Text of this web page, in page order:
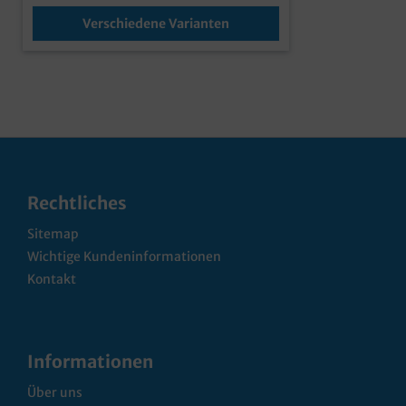
verschiedenen Farben, Größen und
Henkeln ideal für den Einsatz im
Einzelhandel, aber auch in Bäckerei,
Tragetaschen ist alles möglich!
Verschiedene Varianten
Rechtliches
Sitemap
Wichtige Kundeninformationen
Kontakt
Informationen
Über uns